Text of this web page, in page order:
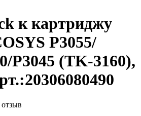
к картриджу
P3055/
P3045 (TK-3160),